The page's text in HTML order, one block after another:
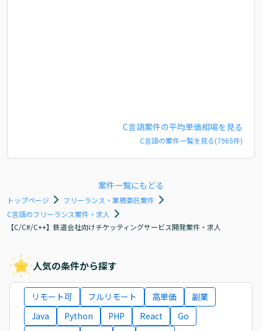
C言語案件の平均単価相場を見る
C言語の案件一覧を見る(7965件)
案件一覧にもどる
トップページ
フリーランス・業務委託案件
C言語のフリーランス案件・求人
【C/C#/C++】鉄道会社向けチケッティングサービス開発案件・求人
人気の条件から探す
リモート可 フルリモート 高単価
副業
Java
Python PHP React
Go